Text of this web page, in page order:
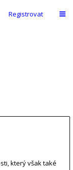
Registrovat
který však také